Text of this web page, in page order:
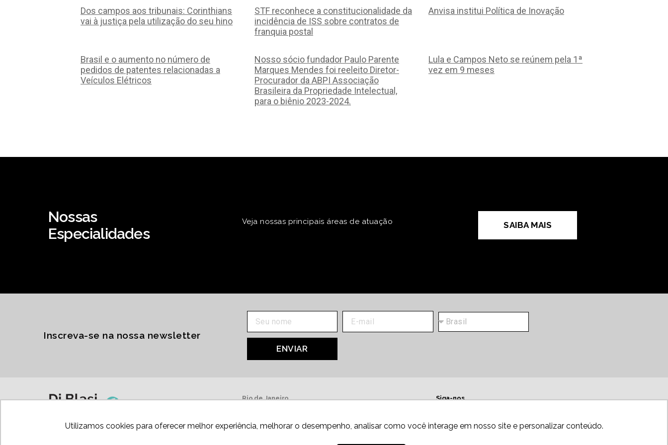
Utilizamos cookies para oferecer melhor experiência, melhorar o desempenho, analisar como você interage em nosso site e personalizar conteúdo.
Dos campos aos tribunais: Corinthians
vai à justiça pela utilização do seu hino
STF reconhece a constitucionalidade da
incidência de ISS sobre contratos de
franquia postal
Anvisa institui Política de Inovação
Brasil e o aumento no número de
pedidos de patentes relacionadas a
Veículos Elétricos
Nosso sócio fundador Paulo Parente
Marques Mendes foi reeleito Diretor-
Procurador da ABPI Associação
Brasileira da Propriedade Intelectual,
para o biênio 2023-2024.
Lula e Campos Neto se reúnem pela 1ª
vez em 9 meses
Nossas
Especialidades
Veja nossas principais áreas de atuação SAIBA MAIS
Inscreva-se na nossa newsletter
ENVIAR
Rio de Janeiro
Siga-nos